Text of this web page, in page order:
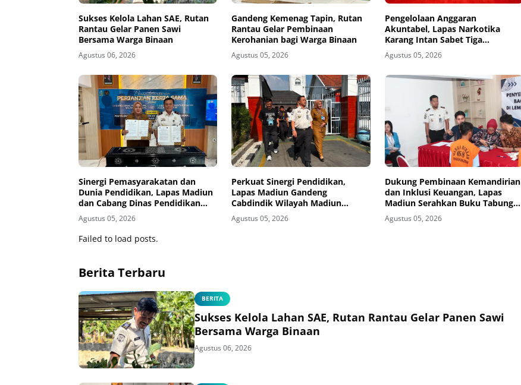
Sukses Kelola Lahan SAE, Rutan
Rantau Gelar Panen Sawi
Bersama Warga Binaan
Agustus 06, 2026
Gandeng Kemenag Tapin, Rutan
Rantau Gelar Pembinaan
Kerohanian bagi Warga Binaan
Agustus 05, 2026
Pengelolaan Anggaran
Akuntabel, Lapas Narkotika
Karang Intan Sabet Tiga
Penghargaan KPPN Banjarmasin
Agustus 05, 2026
Sinergi Pemasyarakatan dan
Dunia Pendidikan, Lapas Madiun
dan Cabang Dinas Pendidikan
Wilayah Madiun Jalin Kerja Sama
Pendidikan Vokasi Teknik
Instalasi Tenaga Listrik bagi
Warga Binaan
Agustus 05, 2026
Perkuat Sinergi Pendidikan,
Lapas Madiun Gandeng
Cabdindik Wilayah Madiun
Hadirkan Program TITL
Agustus 05, 2026
Dukung Pembinaan Kemandirian
dan Inklusi Keuangan, Lapas
Madiun Serahkan Buku Tabungan
dan ATM BRI kepada Warga
Binaan
Agustus 05, 2026
Failed to load posts.
Berita Terbaru
BERITA
Sukses Kelola Lahan SAE, Rutan Rantau Gelar Panen Sawi
Bersama Warga Binaan
Agustus 06, 2026